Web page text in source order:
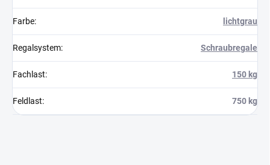
Farbe: lichtgrau
Regalsystem: Schraubregale
Fachlast: 150 kg
Feldlast: 750 kg